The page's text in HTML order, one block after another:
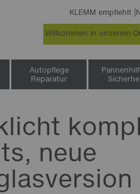
KLEMM empfiehlt
Willkommen in unserem
Autopflege
Reparatur
neue